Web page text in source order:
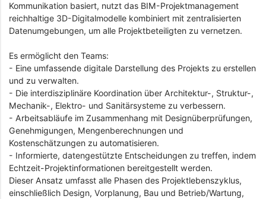
Kommunikation basiert, nutzt das BIM-Projektmanagement
reichhaltige 3D-Digitalmodelle kombiniert mit zentralisierten
Datenumgebungen, um alle Projektbeteiligten zu vernetzen.
Es ermöglicht den Teams:
- Eine umfassende digitale Darstellung des Projekts zu erstellen
und zu verwalten.
- Die interdisziplinäre Koordination über Architektur-, Struktur-,
Mechanik-, Elektro- und Sanitärsysteme zu verbessern.
- Arbeitsabläufe im Zusammenhang mit Designüberprüfungen,
Genehmigungen, Mengenberechnungen und
Kostenschätzungen zu automatisieren.
- Informierte, datengestützte Entscheidungen zu treffen, indem
Echtzeit-Projektinformationen bereitgestellt werden.
Dieser Ansatz umfasst alle Phasen des Projektlebenszyklus,
einschließlich Design, Vorplanung, Bau und Betrieb/Wartung,